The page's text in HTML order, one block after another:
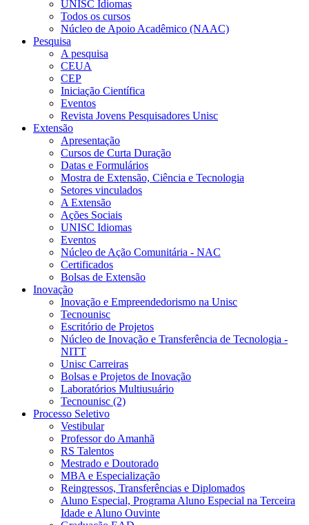
UNISC Idiomas
Todos os cursos
Núcleo de Apoio Acadêmico (NAAC)
Pesquisa
A pesquisa
CEUA
CEP
Iniciação Científica
Eventos
Revista Jovens Pesquisadores Unisc
Extensão
Apresentação
Cursos de Curta Duração
Datas e Formulários
Mostra de Extensão, Ciência e Tecnologia
Setores vinculados
A Extensão
Ações Sociais
UNISC Idiomas
Eventos
Núcleo de Ação Comunitária - NAC
Certificados
Bolsas de Extensão
Inovação
Inovação e Empreendedorismo na Unisc
Tecnounisc
Escritório de Projetos
Núcleo de Inovação e Transferência de Tecnologia -
NITT
Unisc Carreiras
Bolsas e Projetos de Inovação
Laboratórios Multiusuário
Tecnounisc (2)
Processo Seletivo
Vestibular
Professor do Amanhã
RS Talentos
Mestrado e Doutorado
MBA e Especialização
Reingressos, Transferências e Diplomados
Aluno Especial, Programa Aluno Especial na Terceira
Idade e Aluno Ouvinte